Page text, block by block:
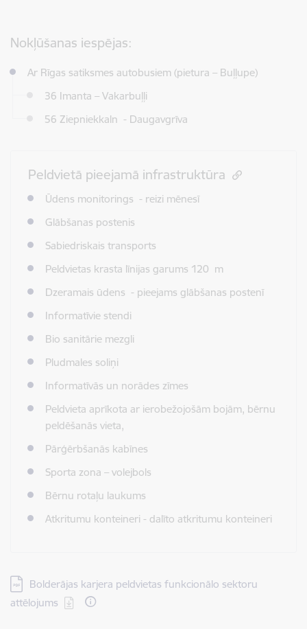
Nokļūšanas iespējas:
Ar Rīgas satiksmes autobusiem (pietura – Buļļupe)
36 Imanta – Vakarbuļļi
56 Ziepniekkaln - Daugavgrīva
Peldvietā pieejamā infrastruktūra
Ūdens monitorings - reizi mēnesī
Glābšanas postenis
Sabiedriskais transports
Peldvietas krasta līnijas garums 120 m
Dzeramais ūdens - pieejams glābšanas postenī
Informatīvie stendi
Bio sanitārie mezgli
Pludmales soliņi
Informatīvās un norādes zīmes
Peldvieta aprīkota ar ierobežojošām bojām, bērnu
peldēšanās vieta,
Pārģērbšanās kabīnes
Sporta zona – volejbols
Bērnu rotaļu laukums
Atkritumu konteineri - dalīto atkritumu konteineri
Lejupielādēt:
Bolderājas karjera peldvietas funkcionālo sektoru
attēlojums